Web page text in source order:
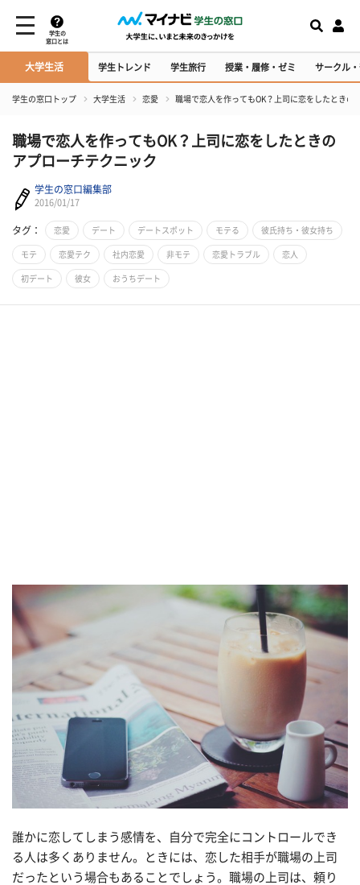
学生の
窓口とは
大学生活 学生トレンド 学生旅行 授業・履修・ゼミ サークル
学生の窓口トップ 大学生活 恋愛 職場で恋人を作ってもOK？上司に恋をしたときの
職場で恋人を作ってもOK？上司に恋をしたときの
アプローチテクニック
学生の窓口編集部
2016/01/17
タグ： 恋愛 デート デートスポット モテる 彼氏持ち・彼女持ち
モテ 恋愛テク 社内恋愛 非モテ 恋愛トラブル 恋人
初デート 彼女 おうちデート
誰かに恋してしまう感情を、自分で完全にコントロールでき
る人は多くありません。ときには、恋した相手が職場の上司
だったという場合もあることでしょう。職場の上司は、頼り